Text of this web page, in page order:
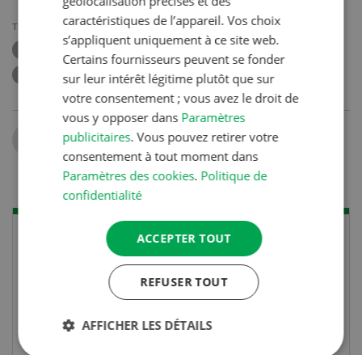
THÈMES
DÉCHAUMAGE
CULTIVATEUR
Partager
caractéristiques de l’appareil. Vos choix
s’appliquent uniquement à ce site web.
Certains fournisseurs peuvent se fonder
sur leur intérêt légitime plutôt que sur
votre consentement ; vous avez le droit de
vous y opposer dans Paramètres
publicitaires. Vous pouvez retirer votre
consentement à tout moment dans
Paramètres des cookies. Politique de
confidentialité
ACCEPTER TOUT
REFUSER TOUT
AFFICHER LES DÉTAILS